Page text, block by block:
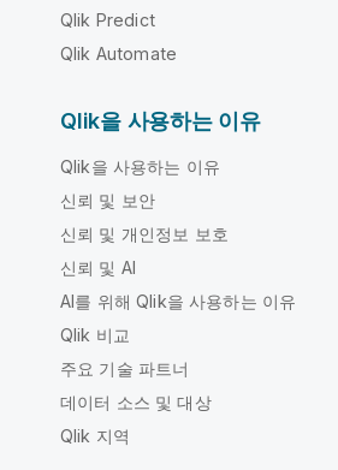
Qlik Predict
Qlik Automate
Qlik을 사용하는 이유
Qlik을 사용하는 이유
신뢰 및 보안
신뢰 및 개인정보 보호
신뢰 및 AI
AI를 위해 Qlik을 사용하는 이유
Qlik 비교
주요 기술 파트너
데이터 소스 및 대상
Qlik 지역